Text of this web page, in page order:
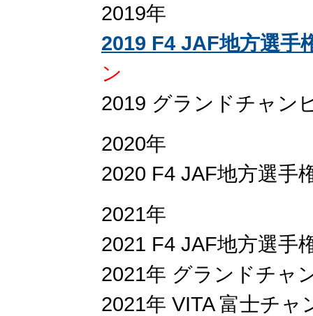
2019年
2019 F4 JAF地方選手
ン
2019 グランドチャン
2020年
2020 F4 JAF地方選手
2021年
2021 F4 JAF地方選手
2021年 グランドチャ
2021年 VITA 富士チ